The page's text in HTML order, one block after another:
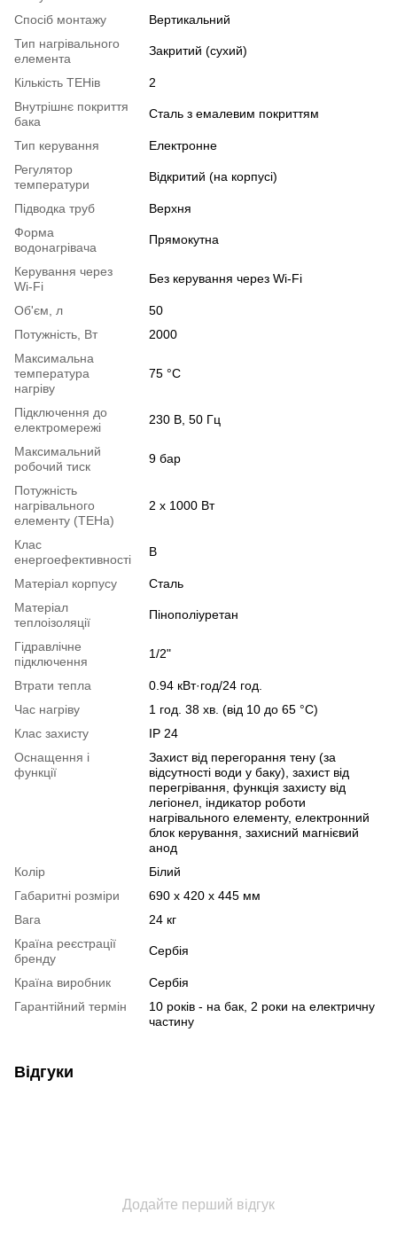
Спосіб монтажу
Вертикальний
Тип нагрівального
елемента
Закритий (сухий)
Кількість ТЕНів
2
Внутрішнє покриття
бака
Сталь з емалевим покриттям
Тип керування
Електронне
Регулятор
температури
Відкритий (на корпусі)
Підводка труб
Верхня
Форма
водонагрівача
Прямокутна
Керування через
Wi-Fi
Без керування через Wi-Fi
Об'єм, л
50
Потужність, Вт
2000
Максимальна
температура
нагріву
75 °С
Підключення до
електромережі
230 В, 50 Гц
Максимальний
робочий тиск
9 бар
Потужність
нагрівального
елементу (ТЕНа)
2 х 1000 Вт
Клас
енергоефективності
B
Матеріал корпусу
Сталь
Матеріал
теплоізоляції
Пінополіуретан
Гідравлічне
підключення
1/2"
Втрати тепла
0.94 кВт·год/24 год.
Час нагріву
1 год. 38 хв. (від 10 до 65 °С)
Клас захисту
IP 24
Оснащення і
функції
Захист від перегорання тену (за
відсутності води у баку), захист від
перегрівання, функція захисту від
легіонел, індикатор роботи
нагрівального елементу, електронний
блок керування, захисний магнієвий
анод
Колір
Білий
Габаритні розміри
690 х 420 х 445 мм
Вага
24 кг
Країна реєстрації
бренду
Сербія
Країна виробник
Сербія
Гарантійний термін
10 років - на бак, 2 роки на електричну
частину
Відгуки
Додайте перший відгук